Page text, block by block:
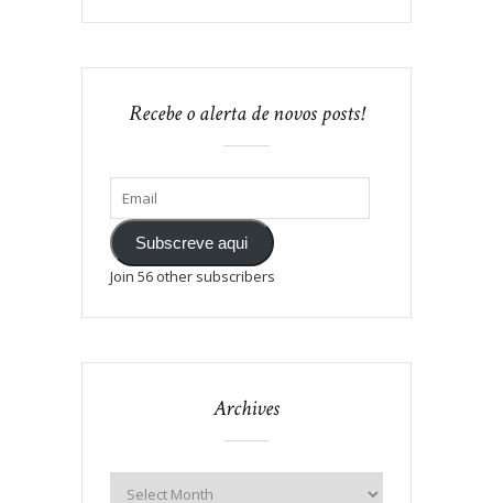
Recebe o alerta de novos posts!
Subscreve aqui
Join 56 other subscribers
Archives